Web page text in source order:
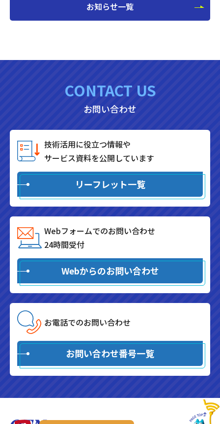
お知らせ一覧
CONTACT US
お問い合わせ
技術活用に役立つ情報や
サービス資料を公開しています
リーフレット一覧
Webフォームでのお問い合わせ
24時間受付
Webからのお問い合わせ
お電話でのお問い合わせ
お問い合わせ番号一覧